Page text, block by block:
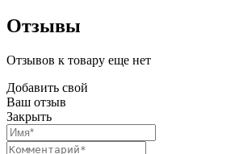
Отзывы
Отзывов к товару еще нет
Добавить свой
Ваш отзыв
Закрыть